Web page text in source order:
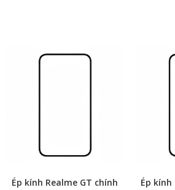
Ép kính Realme GT chính
Ép kính